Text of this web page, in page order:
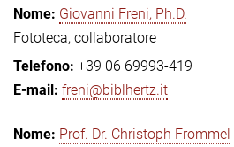
Giovanni Freni, Ph.D.
Fototeca, collaboratore
+39 06 69993-419
freni@biblhertz.it
Prof. Dr. Christoph Frommel